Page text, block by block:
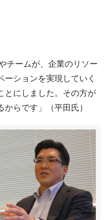
チームが、企業のリソー
ションを実現していく
とにしました。その方が
らです」（平田氏）